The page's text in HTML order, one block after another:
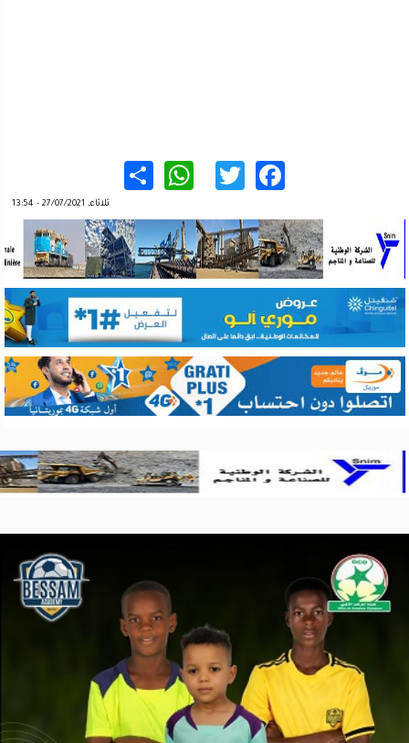
Facebook
Twitter
WhatsApp
ثلاثاء, 27/07/2021 - 13:54